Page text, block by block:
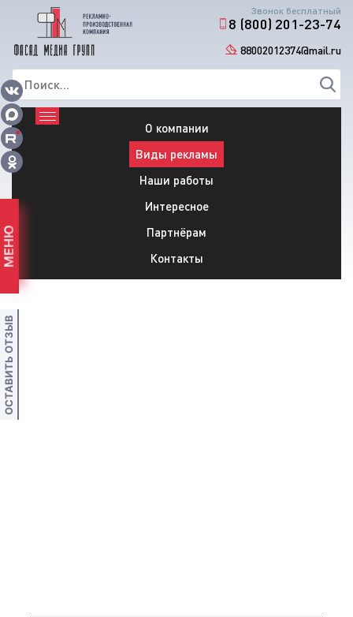
Звонок бесплатный
8 (800) 201-23-74
88002012374@mail.ru
О компании
Виды рекламы
Наши работы
Интересное
Партнёрам
Контакты
МЕНЮ
ОСТАВИТЬ ОТЗЫВ